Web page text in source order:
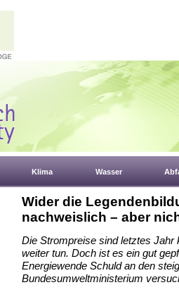
Klima Wasser
Wider die
nachweislich – aber
Die Strompreise sind letztes Jahr
weiter tun. Doch ist es ein gut
Energiewende Schuld an den
Bundesumweltministerium